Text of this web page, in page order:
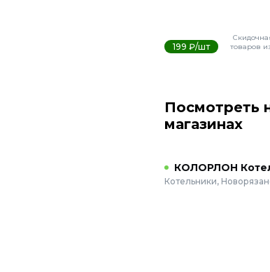
199 ₽/шт
товаров
Посмотреть
магазинах
КОЛОРЛОН
Котельники,